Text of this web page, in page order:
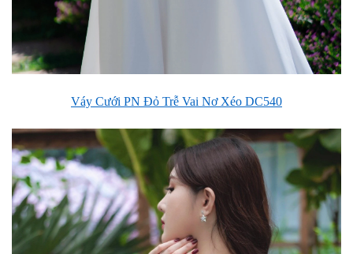
Váy Cưới PN Đỏ Trễ Vai Nơ Xéo DC540